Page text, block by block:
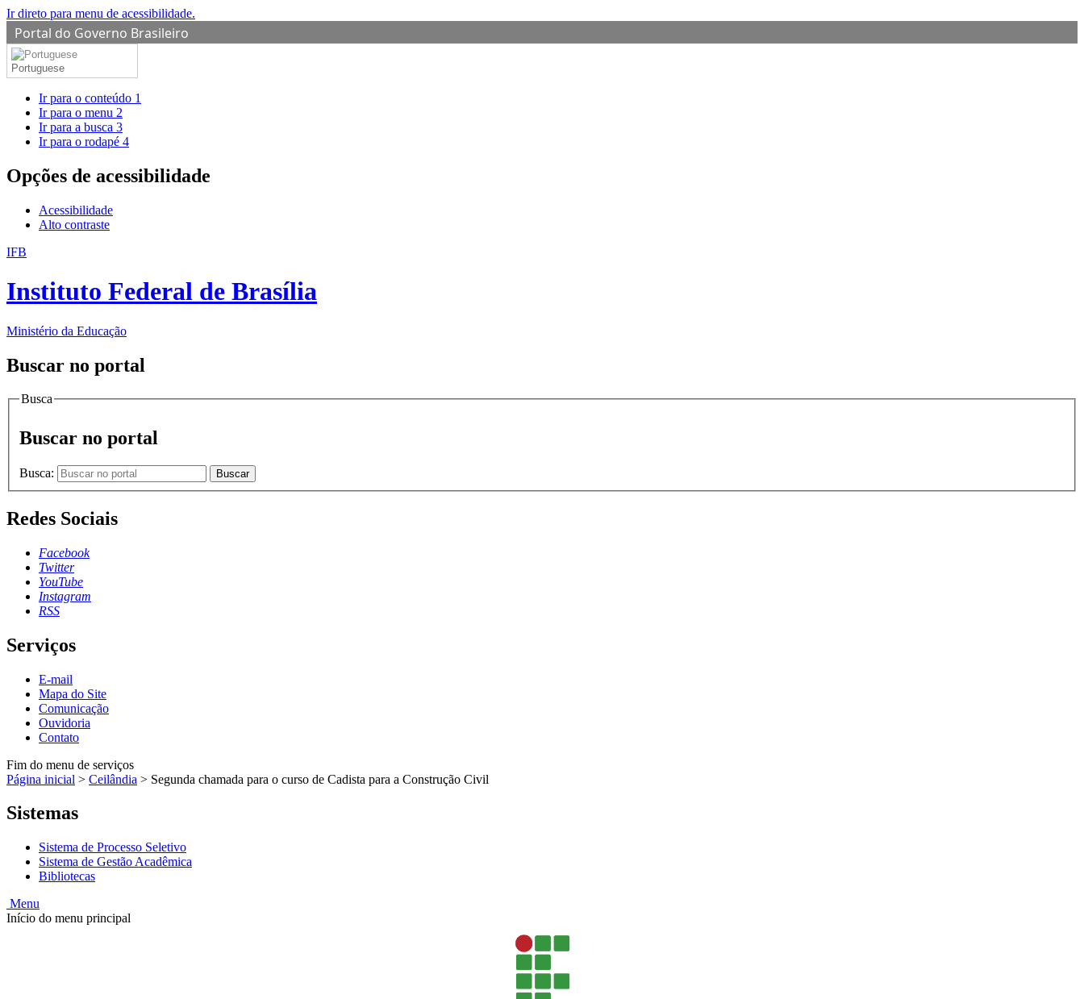
Ir direto para menu de acessibilidade.
Portal do Governo Brasileiro
Portuguese
Ir para o conteúdo 1
Ir para o menu 2
Ir para a busca 3
Ir para o rodapé 4
Opções de acessibilidade
Acessibilidade
Alto contraste
IFB
Instituto Federal de Brasília
Ministério da Educação
Buscar no portal
Busca
Buscar no portal
Busca: Buscar
Redes Sociais
Facebook
Twitter
YouTube
Instagram
RSS
Serviços
E-mail
Mapa do Site
Comunicação
Ouvidoria
Contato
Fim do menu de serviços
Página inicial > Ceilândia > Segunda chamada para o curso de Cadista para a Construção Civil
Sistemas
Sistema de Processo Seletivo
Sistema de Gestão Acadêmica
Bibliotecas
Menu
Início do menu principal